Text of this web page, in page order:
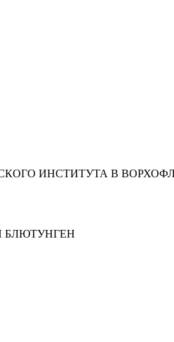
ИНСТИТУТА В
БЛЮТУНГЕН